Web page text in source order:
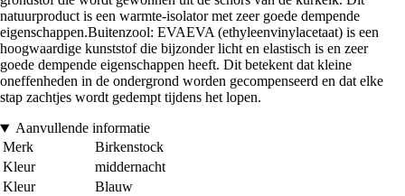
natuurproduct is een warmte-isolator met zeer goede dempende
eigenschappen.Buitenzool: EVAEVA (ethyleenvinylacetaat) is een
hoogwaardige kunststof die bijzonder licht en elastisch is en zeer
goede dempende eigenschappen heeft. Dit betekent dat kleine
oneffenheden in de ondergrond worden gecompenseerd en dat elke
stap zachtjes wordt gedempt tijdens het lopen.
Aanvullende informatie
Merk
Birkenstock
Kleur
middernacht
Kleur
Blauw